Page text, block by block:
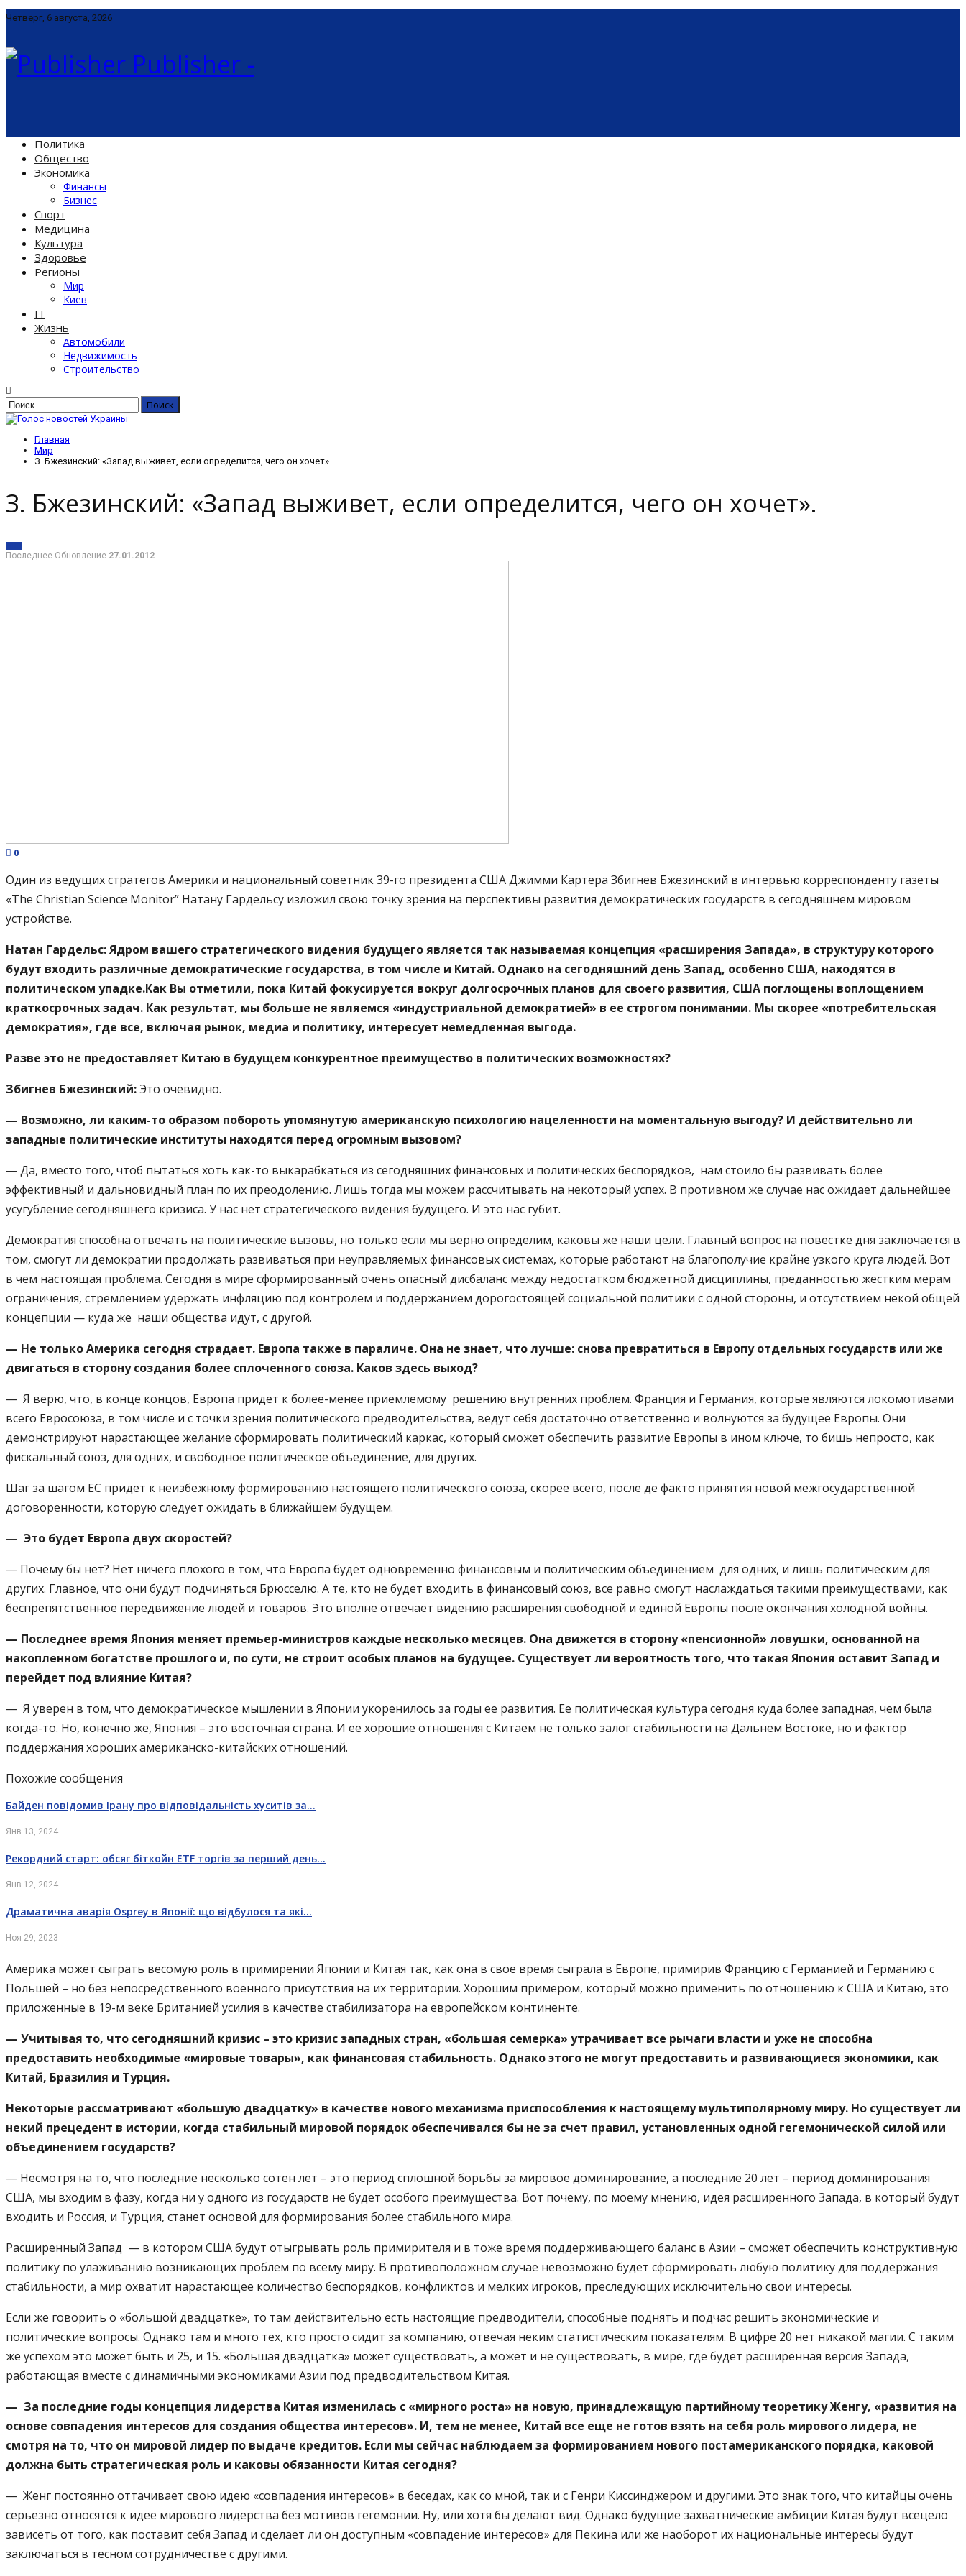
Четверг, 6 августа, 2026
Publisher -
Политика
Общество
Экономика
Финансы
Бизнес
Спорт
Медицина
Культура
Здоровье
Регионы
Мир
Киев
IT
Жизнь
Автомобили
Недвижимость
Строительство
Главная
Мир
З. Бжезинский: «Запад выживет, если определится, чего он хочет».
З. Бжезинский: «Запад выживет, если определится, чего он хочет».
Последнее Обновление 27.01.2012
0
Один из ведущих стратегов Америки и национальный советник 39-го президента США Джимми Картера Збигнев Бжезинский в интервью корреспонденту газеты
«The Christian Science Monitor” Натану Гардельсу изложил свою точку зрения на перспективы развития демократических государств в сегодняшнем мировом
устройстве.
Натан Гардельс: Ядром вашего стратегического видения будущего является так называемая концепция «расширения Запада», в структуру которого
будут входить различные демократические государства, в том числе и Китай. Однако на сегодняшний день Запад, особенно США, находятся в
политическом упадке.Как Вы отметили, пока Китай фокусируется вокруг долгосрочных планов для своего развития, США поглощены воплощением
краткосрочных задач. Как результат, мы больше не являемся «индустриальной демократией» в ее строгом понимании. Мы скорее «потребительская
демократия», где все, включая рынок, медиа и политику, интересует немедленная выгода.
Разве это не предоставляет Китаю в будущем конкурентное преимущество в политических возможностях?
Збигнев Бжезинский:Это очевидно.
— Возможно, ли каким-то образом побороть упомянутую американскую психологию нацеленности на моментальную выгоду? И действительно ли
западные политические институты находятся перед огромным вызовом?
— Да, вместо того, чтоб пытаться хоть как-то выкарабкаться из сегодняшних финансовых и политических беспорядков, нам стоило бы развивать более
эффективный и дальновидный план по их преодолению. Лишь тогда мы можем рассчитывать на некоторый успех. В противном же случае нас ожидает дальнейшее
усугубление сегодняшнего кризиса. У нас нет стратегического видения будущего. И это нас губит.
Демократия способна отвечать на политические вызовы, но только если мы верно определим, каковы же наши цели. Главный вопрос на повестке дня заключается в
том, смогут ли демократии продолжать развиваться при неуправляемых финансовых системах, которые работают на благополучие крайне узкого круга людей. Вот
в чем настоящая проблема. Сегодня в мире сформированный очень опасный дисбаланс между недостатком бюджетной дисциплины, преданностью жестким мерам
ограничения, стремлением удержать инфляцию под контролем и поддержанием дорогостоящей социальной политики с одной стороны, и отсутствием некой общей
концепции — куда же наши общества идут, с другой.
— Не только Америка сегодня страдает. Европа также в параличе. Она не знает, что лучше: снова превратиться в Европу отдельных государств или же
двигаться в сторону создания более сплоченного союза. Каков здесь выход?
— Я верю, что, в конце концов, Европа придет к более-менее приемлемому решению внутренних проблем. Франция и Германия, которые являются локомотивами
всего Евросоюза, в том числе и с точки зрения политического предводительства, ведут себя достаточно ответственно и волнуются за будущее Европы. Они
демонстрируют нарастающее желание сформировать политический каркас, который сможет обеспечить развитие Европы в ином ключе, то бишь непросто, как
фискальный союз, для одних, и свободное политическое объединение, для других.
Шаг за шагом ЕС придет к неизбежному формированию настоящего политического союза, скорее всего, после де факто принятия новой межгосударственной
договоренности, которую следует ожидать в ближайшем будущем.
— Это будет Европа двух скоростей?
— Почему бы нет? Нет ничего плохого в том, что Европа будет одновременно финансовым и политическим объединением для одних, и лишь политическим для
других. Главное, что они будут подчиняться Брюсселю. А те, кто не будет входить в финансовый союз, все равно смогут наслаждаться такими преимуществами, как
беспрепятственное передвижение людей и товаров. Это вполне отвечает видению расширения свободной и единой Европы после окончания холодной войны.
— Последнее время Япония меняет премьер-министров каждые несколько месяцев. Она движется в сторону «пенсионной» ловушки, основанной на
накопленном богатстве прошлого и, по сути, не строит особых планов на будущее. Существует ли вероятность того, что такая Япония оставит Запад и
перейдет под влияние Китая?
— Я уверен в том, что демократическое мышлении в Японии укоренилось за годы ее развития. Ее политическая культура сегодня куда более западная, чем была
когда-то. Но, конечно же, Япония – это восточная страна. И ее хорошие отношения с Китаем не только залог стабильности на Дальнем Востоке, но и фактор
поддержания хороших американско-китайских отношений.
Похожие сообщения
Байден повідомив Ірану про відповідальність хуситів за…
Янв 13, 2024
Рекордний старт: обсяг біткойн ETF торгів за перший день…
Янв 12, 2024
Драматична аварія Osprey в Японії: що відбулося та які…
Ноя 29, 2023
Америка может сыграть весомую роль в примирении Японии и Китая так, как она в свое время сыграла в Европе, примирив Францию с Германией и Германию с
Польшей – но без непосредственного военного присутствия на их территории. Хорошим примером, который можно применить по отношению к США и Китаю, это
приложенные в 19-м веке Британией усилия в качестве стабилизатора на европейском континенте.
— Учитывая то, что сегодняшний кризис – это кризис западных стран, «большая семерка» утрачивает все рычаги власти и уже не способна
предоставить необходимые «мировые товары», как финансовая стабильность. Однако этого не могут предоставить и развивающиеся экономики, как
Китай, Бразилия и Турция.
Некоторые рассматривают «большую двадцатку» в качестве нового механизма приспособления к настоящему мультиполярному миру. Но существует ли
некий прецедент в истории, когда стабильный мировой порядок обеспечивался бы не за счет правил, установленных одной гегемонической силой или
объединением государств?
— Несмотря на то, что последние несколько сотен лет – это период сплошной борьбы за мировое доминирование, а последние 20 лет – период доминирования
США, мы входим в фазу, когда ни у одного из государств не будет особого преимущества. Вот почему, по моему мнению, идея расширенного Запада, в который будут
входить и Россия, и Турция, станет основой для формирования более стабильного мира.
Расширенный Запад — в котором США будут отыгрывать роль примирителя и в тоже время поддерживающего баланс в Азии – сможет обеспечить конструктивную
политику по улаживанию возникающих проблем по всему миру. В противоположном случае невозможно будет сформировать любую политику для поддержания
стабильности, а мир охватит нарастающее количество беспорядков, конфликтов и мелких игроков, преследующих исключительно свои интересы.
Если же говорить о «большой двадцатке», то там действительно есть настоящие предводители, способные поднять и подчас решить экономические и
политические вопросы. Однако там и много тех, кто просто сидит за компанию, отвечая неким статистическим показателям. В цифре 20 нет никакой магии. С таким
же успехом это может быть и 25, и 15. «Большая двадцатка» может существовать, а может и не существовать, в мире, где будет расширенная версия Запада,
работающая вместе с динамичными экономиками Азии под предводительством Китая.
— За последние годы концепция лидерства Китая изменилась с «мирного роста» на новую, принадлежащую партийному теоретику Женгу, «развития на
основе совпадения интересов для создания общества интересов». И, тем не менее, Китай все еще не готов взять на себя роль мирового лидера, не
смотря на то, что он мировой лидер по выдаче кредитов. Если мы сейчас наблюдаем за формированием нового постамериканского порядка, каковой
должна быть стратегическая роль и каковы обязанности Китая сегодня?
— Женг постоянно оттачивает свою идею «совпадения интересов» в беседах, как со мной, так и с Генри Киссинджером и другими. Это знак того, что китайцы очень
серьезно относятся к идее мирового лидерства без мотивов гегемонии. Ну, или хотя бы делают вид. Однако будущие захватнические амбиции Китая будут всецело
зависеть от того, как поставит себя Запад и сделает ли он доступным «совпадение интересов» для Пекина или же наоборот их национальные интересы будут
заключаться в тесном сотрудничестве с другими.